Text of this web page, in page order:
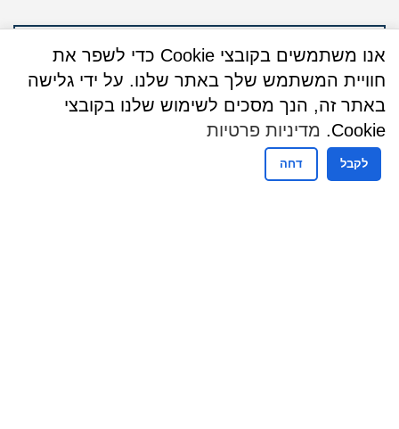
אנו משתמשים בקובצי Cookie כדי לשפר את
חוויית המשתמש שלך באתר שלנו. על ידי גלישה
באתר זה, הנך מסכים לשימוש שלנו בקובצי
Cookie.
מדיניות פרטיות
לקבל דחה